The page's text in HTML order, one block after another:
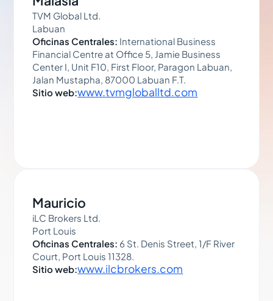
TVM Global Ltd.
Labuan
Oficinas Centrales: International Business
Financial Centre at Office 5, Jamie Business
Center I, Unit F10, First Floor, Paragon Labuan,
Jalan Mustapha, 87000 Labuan F.T.
Sitio web:www.tvmgloballtd.com
Mauricio
iLC Brokers Ltd.
Port Louis
Oficinas Centrales: 6 St. Denis Street, 1/F River
Court, Port Louis 11328.
Sitio web:www.ilcbrokers.com